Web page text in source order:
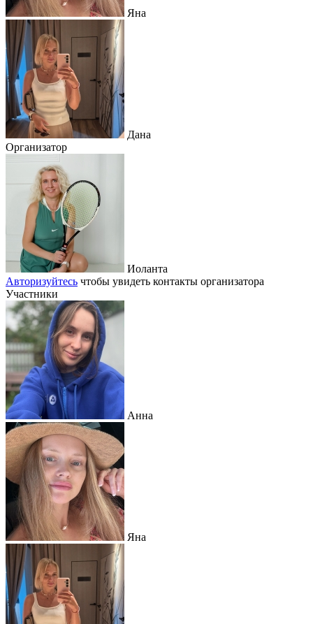
Яна
Дана
Организатор
Иоланта
Авторизуйтесь чтобы увидеть контакты организатора
Участники
Анна
Яна